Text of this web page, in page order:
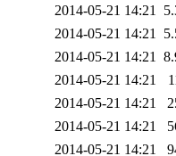
2014-05-21 14:21
2014-05-21 14:21
2014-05-21 14:21
2014-05-21 14:21
2014-05-21 14:21
2014-05-21 14:21
2014-05-21 14:21